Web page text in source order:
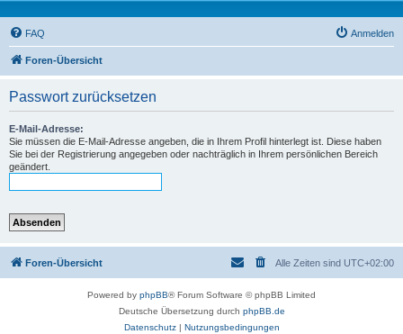
FAQ Anmelden
Foren-Übersicht
Passwort zurücksetzen
E-Mail-Adresse:
Sie müssen die E-Mail-Adresse angeben, die in Ihrem Profil hinterlegt ist. Diese haben
Sie bei der Registrierung angegeben oder nachträglich in Ihrem persönlichen Bereich
geändert.
Foren-Übersicht Alle Zeiten sind UTC+02:00
Powered by phpBB® Forum Software © phpBB Limited
Deutsche Übersetzung durch phpBB.de
Datenschutz| Nutzungsbedingungen